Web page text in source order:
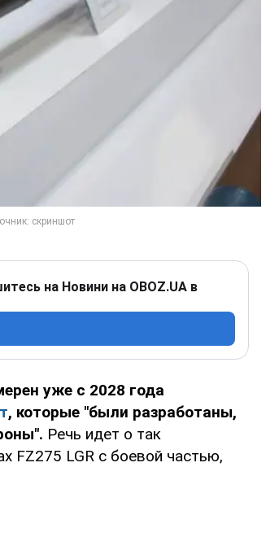
на Новини на OBOZ.UA в
уже с 2028 года
, которые "были разработаны,
Речь идет о так
FZ275 LGR с боевой частью,